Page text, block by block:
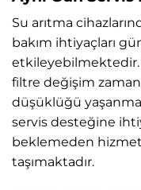
Su arıtma
bakım ihtiyaçları
etkileyebilmektedir.
filtre değişim
düşüklüğü
servis desteğine
beklemeden
taşımaktadır.